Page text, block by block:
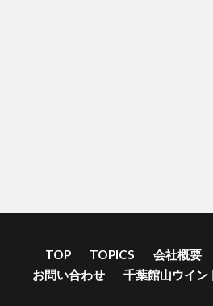
TOP TOPICS 会社概要
お問い合わせ
千葉館山ウイン